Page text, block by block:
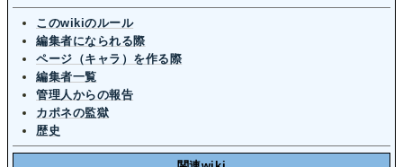
このwikiのルール
編集者になられる際
ページ（キャラ）を作る際
編集者一覧
管理人からの報告
カポネの監獄
歴史